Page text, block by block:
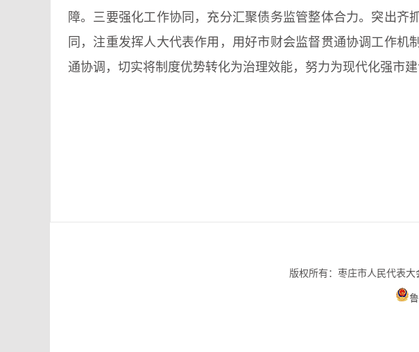
障。三要强化工作协同，充分汇聚债务监管整体合力。突出
同，注重发挥人大代表作用，用好市财会监督贯通协调工作
通协调，切实将制度优势转化为治理效能，努力为现代化强市建
版权所有：枣庄市人民代表